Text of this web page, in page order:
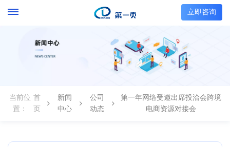
立即咨询
当前位
置：
首
页
新闻
中心
公司
动态
第一年网络受邀出席投洽会跨境
电商资源对接会